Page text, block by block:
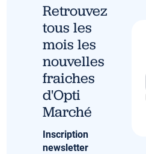
Retrouvez
tous les
mois les
nouvelles
fraiches
d'Opti
Marché
Inscription
newsletter